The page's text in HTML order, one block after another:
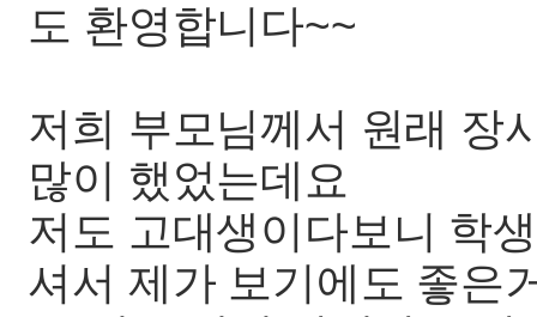
도 환영합니다~~
저희 부모님께서 원래 장
많이 했었는데요
저도 고대생이다보니 학
셔서 제가 보기에도 좋은